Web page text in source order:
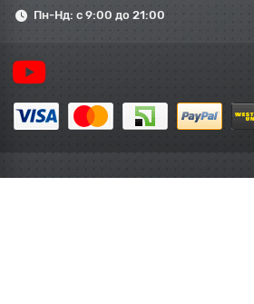
Пн-Нд: с 9:00 до 21:00